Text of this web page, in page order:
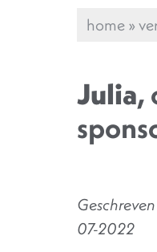
home»
Julia,
07-2022